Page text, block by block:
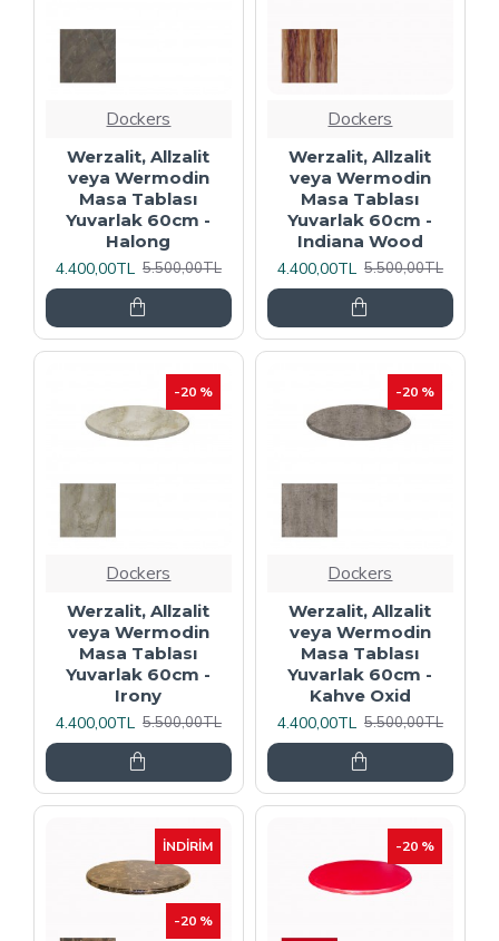
Dockers
Werzalit, Allzalit
veya Wermodin
Masa Tablası
Yuvarlak 60cm -
Halong
4.400,00TL 5.500,00TL
Dockers
Werzalit, Allzalit
veya Wermodin
Masa Tablası
Yuvarlak 60cm -
Indiana Wood
4.400,00TL 5.500,00TL
-20 %
Dockers
Werzalit, Allzalit
veya Wermodin
Masa Tablası
Yuvarlak 60cm -
Irony
4.400,00TL 5.500,00TL
-20 %
Dockers
Werzalit, Allzalit
veya Wermodin
Masa Tablası
Yuvarlak 60cm -
Kahve Oxid
4.400,00TL 5.500,00TL
İNDIRIM
-20 %
-20 %